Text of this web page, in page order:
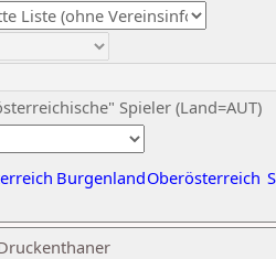
Spieler (Land=AUT)
BurgenlandOberösterreich